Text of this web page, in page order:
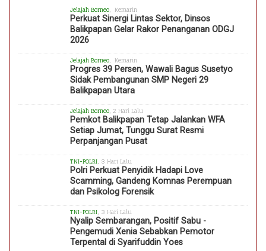
Jelajah Borneo , Kemarin
Perkuat Sinergi Lintas Sektor, Dinsos
Balikpapan Gelar Rakor Penanganan ODGJ
2026
Jelajah Borneo , Kemarin
Progres 39 Persen, Wawali Bagus Susetyo
Sidak Pembangunan SMP Negeri 29
Balikpapan Utara
Jelajah Borneo , 2 Hari Lalu
Pemkot Balikpapan Tetap Jalankan WFA
Setiap Jumat, Tunggu Surat Resmi
Perpanjangan Pusat
TNI-POLRI , 3 Hari Lalu
Polri Perkuat Penyidik Hadapi Love
Scamming, Gandeng Komnas Perempuan
dan Psikolog Forensik
TNI-POLRI , 3 Hari Lalu
Nyalip Sembarangan, Positif Sabu -
Pengemudi Xenia Sebabkan Pemotor
Terpental di Syarifuddin Yoes